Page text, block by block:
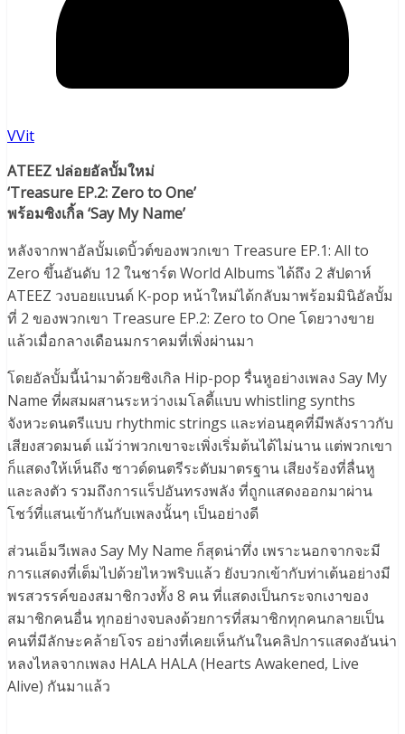
VVit
ATEEZ ปล่อยอัลบั้มใหม่
‘Treasure EP.2: Zero to One’
พร้อมซิงเกิ้ล ‘Say My Name’
หลังจากพาอัลบั้มเดบิ้วต์ของพวกเขา Treasure EP.1: All to
Zero ขึ้นอันดับ 12 ในชาร์ต World Albums ได้ถึง 2 สัปดาห์
ATEEZ วงบอยแบนด์ K-pop หน้าใหม่ได้กลับมาพร้อมมินิอัลบั้ม
ที่ 2 ของพวกเขา Treasure EP.2: Zero to One โดยวางขาย
แล้วเมื่อกลางเดือนมกราคมที่เพิ่งผ่านมา
โดยอัลบั้มนี้นำมาด้วยซิงเกิล Hip-pop รื่นหูอย่างเพลง Say My
Name ที่ผสมผสานระหว่างเมโลดี้แบบ whistling synths
จังหวะดนตรีแบบ rhythmic strings และท่อนฮุคที่มีพลังราวกับ
เสียงสวดมนต์ แม้ว่าพวกเขาจะเพิ่งเริ่มต้นได้ไม่นาน แต่พวกเขา
ก็แสดงให้เห็นถึง ซาวด์ดนตรีระดับมาตรฐาน เสียงร้องที่ลื่นหู
และลงตัว รวมถึงการแร็ปอันทรงพลัง ที่ถูกแสดงออกมาผ่าน
โชว์ที่แสนเข้ากันกับเพลงนั้นๆ เป็นอย่างดี
ส่วนเอ็มวีเพลง Say My Name ก็สุดน่าทึ่ง เพราะนอกจากจะมี
การแสดงที่เต็มไปด้วยไหวพริบแล้ว ยังบวกเข้ากับท่าเต้นอย่างมี
พรสวรรค์ของสมาชิกวงทั้ง 8 คน ที่แสดงเป็นกระจกเงาของ
สมาชิกคนอื่น ทุกอย่างจบลงด้วยการที่สมาชิกทุกคนกลายเป็น
คนที่มีลักษะคล้ายโจร อย่างที่เคยเห็นกันในคลิปการแสดงอันน่า
หลงไหลจากเพลง HALA HALA (Hearts Awakened, Live
Alive) กันมาแล้ว